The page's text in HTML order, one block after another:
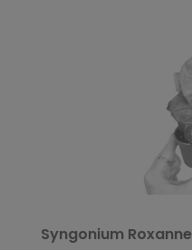
Syngonium Roxanne